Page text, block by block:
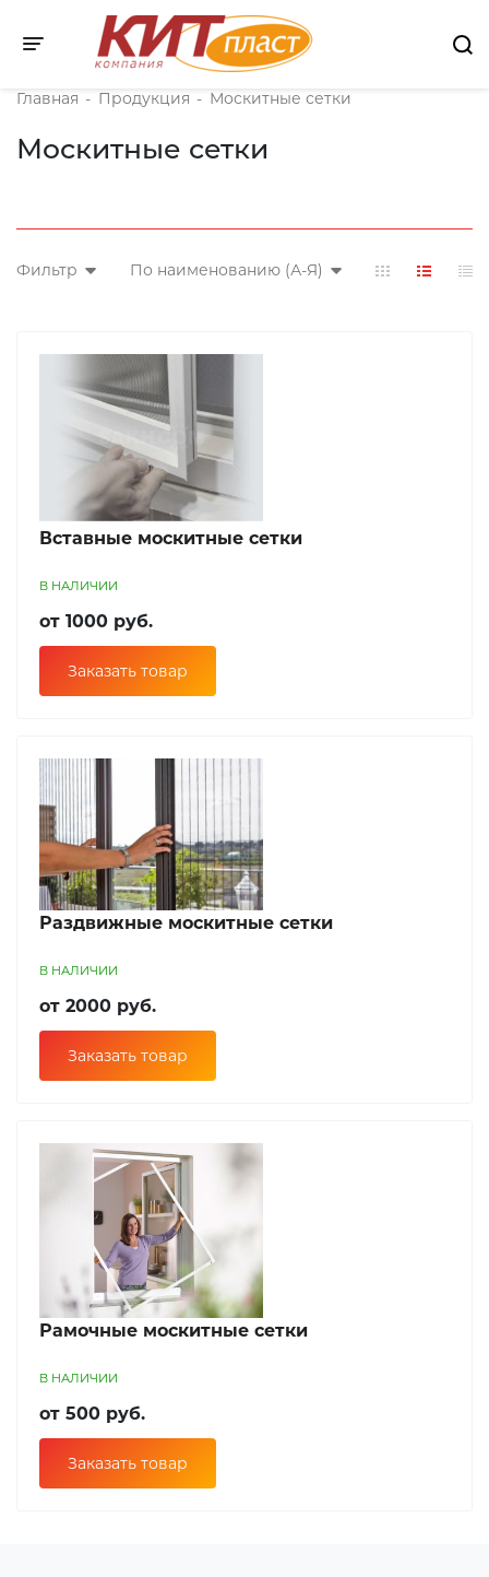
Toggle navigation
Главная - Продукция - Москитные сетки
Москитные сетки
Фильтр По наименованию (А-Я)
Вставные москитные сетки
В НАЛИЧИИ
от 1000 руб.
Заказать товар
Раздвижные москитные сетки
В НАЛИЧИИ
от 2000 руб.
Заказать товар
Рамочные москитные сетки
В НАЛИЧИИ
от 500 руб.
Заказать товар